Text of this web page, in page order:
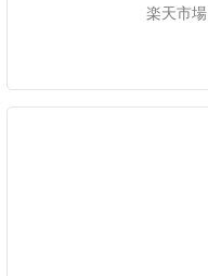
楽天市場